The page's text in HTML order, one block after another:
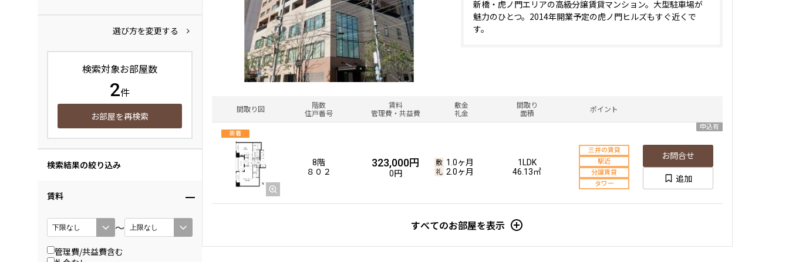
選び方を変更する
検索対象お部屋数
2件
お部屋を再検索
検索結果の絞り込み
賃料
〜
管理費/共益費含む
新橋・虎ノ門エリアの高級分譲賃貸マンション。大型駐車場が
魅力のひとつ。2014年開業予定の虎ノ門ヒルズもすぐ近くで
す。
間取り図
階数
住戸番号
賃料
管理費・共益費
敷金
礼金
間取り
面積
ポイント
新着
申込有
8階
８０２
323,000円
0円
1.0ヶ月
2.0ヶ月
1LDK
46.13㎡
三井の賃貸
駅近
分譲賃貸
タワー
お問合せ
追加
すべてのお部屋を表示